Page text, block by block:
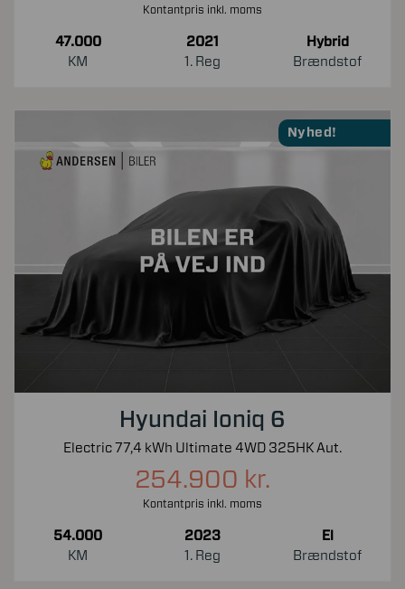
Kontantpris inkl. moms
47.000
KM
2021
1. Reg
Hybrid
Brændstof
Nyhed!
Hyundai Ioniq 6
Electric 77,4 kWh Ultimate 4WD 325HK Aut.
254.900 kr.
Kontantpris inkl. moms
54.000
KM
2023
1. Reg
El
Brændstof